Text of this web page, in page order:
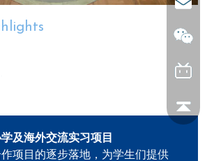
及海外交流实习项目
项目的逐步落地，为学生们提供